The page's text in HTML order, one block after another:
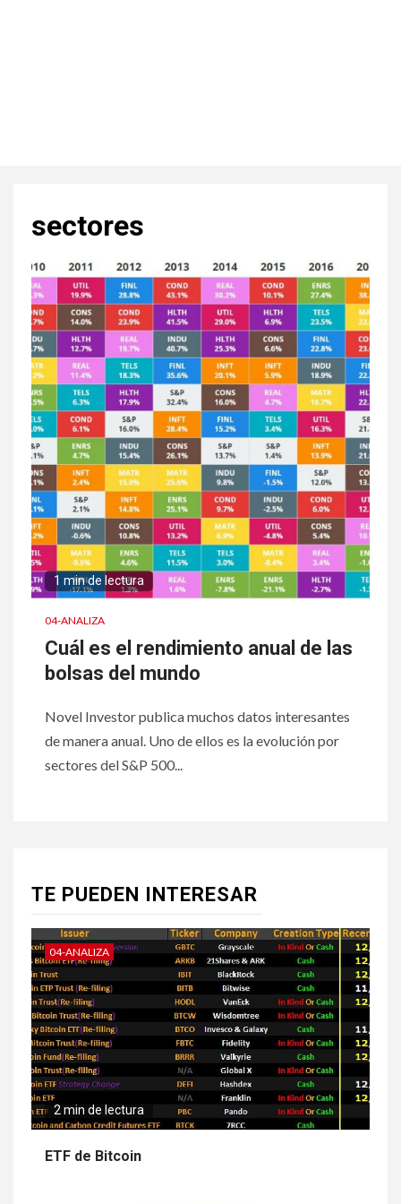
sectores
1 min de lectura
04-ANALIZA
Cuál es el rendimiento anual de las
bolsas del mundo
Novel Investor publica muchos datos interesantes
de manera anual. Uno de ellos es la evolución por
sectores del S&P 500...
TE PUEDEN INTERESAR
04-ANALIZA
2 min de lectura
ETF de Bitcoin